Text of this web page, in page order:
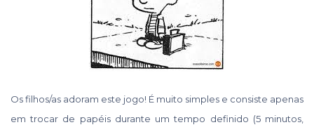
Os filhos/as adoram este jogo! É muito simples e consiste apenas
em trocar de papéis durante um tempo definido (5 minutos,